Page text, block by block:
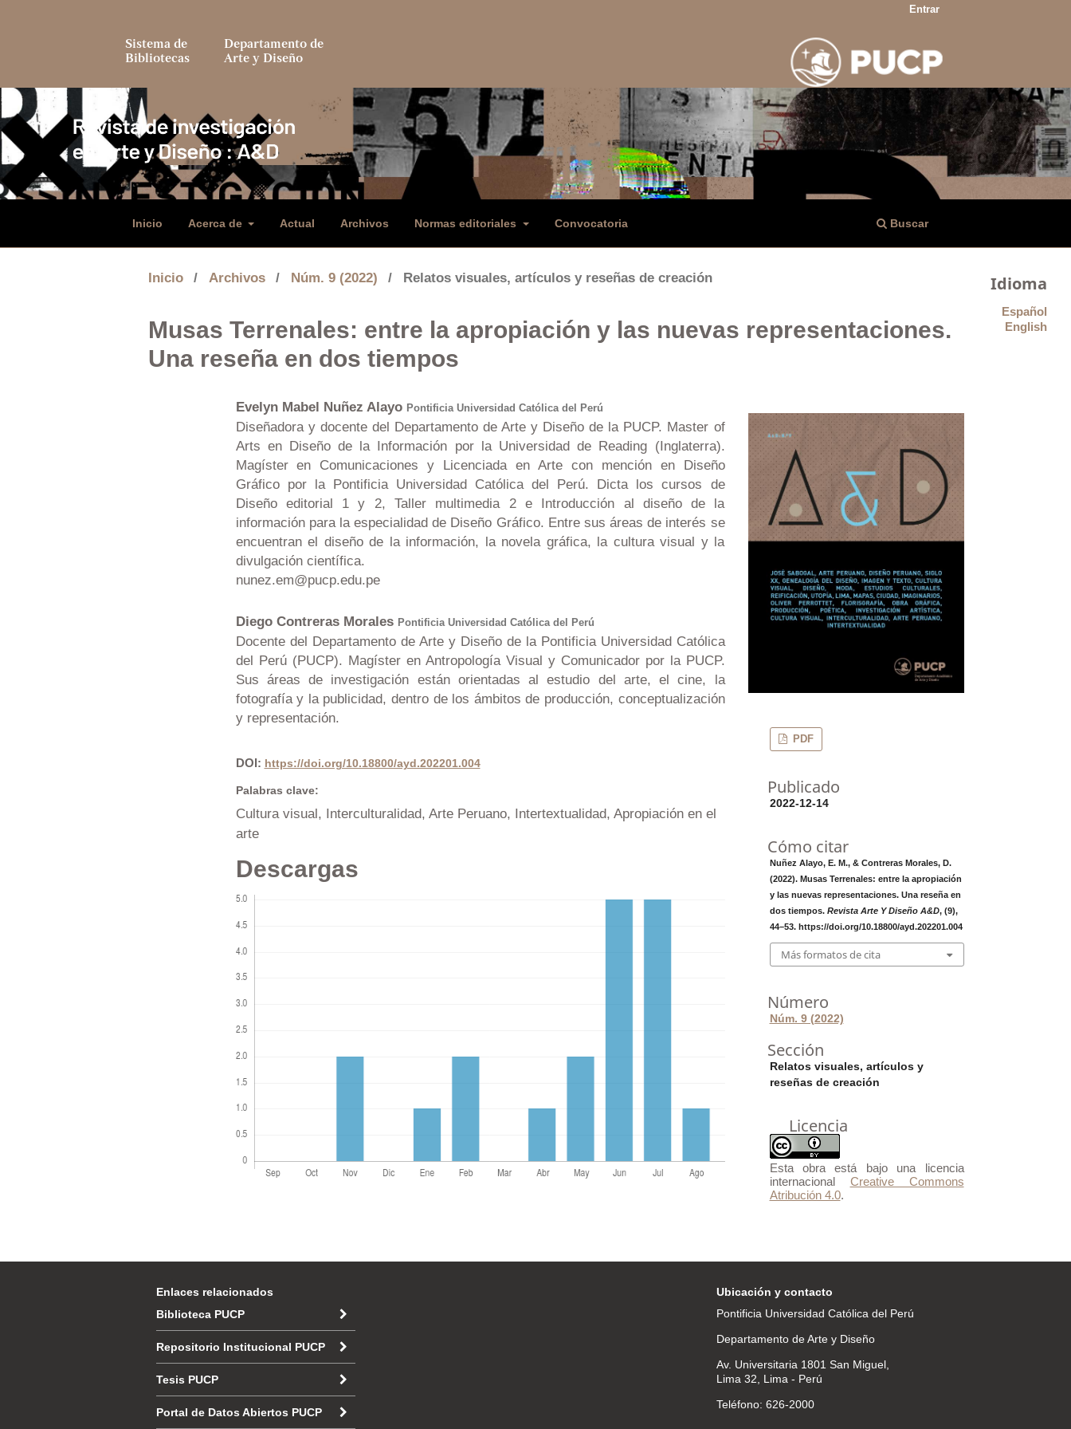
Sistema de
Bibliotecas
Departamento de
Arte y Diseño
Inicio Acerca de Actual Archivos Normas editoriales Convocatoria Buscar
Entrar
Inicio / Archivos / Núm. 9 (2022) / Relatos visuales, artículos y reseñas de creación
Musas Terrenales: entre la apropiación y las nuevas representaciones.
Una reseña en dos tiempos
Evelyn Mabel Nuñez Alayo Pontificia Universidad Católica del Perú
Diseñadora y docente del Departamento de Arte y Diseño de la PUCP. Master of
Arts en Diseño de la Información por la Universidad de Reading (Inglaterra).
Magíster en Comunicaciones y Licenciada en Arte con mención en Diseño
Gráfico por la Pontificia Universidad Católica del Perú. Dicta los cursos de
Diseño editorial 1 y 2, Taller multimedia 2 e Introducción al diseño de la
información para la especialidad de Diseño Gráfico. Entre sus áreas de interés se
encuentran el diseño de la información, la novela gráfica, la cultura visual y la
divulgación científica.
nunez.em@pucp.edu.pe
Diego Contreras Morales Pontificia Universidad Católica del Perú
Docente del Departamento de Arte y Diseño de la Pontificia Universidad Católica
del Perú (PUCP). Magíster en Antropología Visual y Comunicador por la PUCP.
Sus áreas de investigación están orientadas al estudio del arte, el cine, la
fotografía y la publicidad, dentro de los ámbitos de producción, conceptualización
y representación.
DOI: https://doi.org/10.18800/ayd.202201.004
Palabras clave:
Cultura visual, Interculturalidad, Arte Peruano, Intertextualidad, Apropiación en el
arte
Descargas
PDF
Publicado
2022-12-14
Cómo citar
Nuñez Alayo, E. M., & Contreras Morales, D.
(2022). Musas Terrenales: entre la apropiación
y las nuevas representaciones. Una reseña en
dos tiempos. Revista Arte Y Diseño A&D, (9),
44–53. https://doi.org/10.18800/ayd.202201.004
Más formatos de cita
Número
Núm. 9 (2022)
Sección
Relatos visuales, artículos y
reseñas de creación
Licencia
Esta obra está bajo una licencia
internacional Creative Commons
Atribución 4.0.
Idioma
Español
English
Enlaces relacionados
Biblioteca PUCP
Repositorio Institucional PUCP
Tesis PUCP
Portal de Datos Abiertos PUCP
Ubicación y contacto
Pontificia Universidad Católica del Perú
Departamento de Arte y Diseño
Av. Universitaria 1801 San Miguel,
Lima 32, Lima - Perú
Teléfono: 626-2000